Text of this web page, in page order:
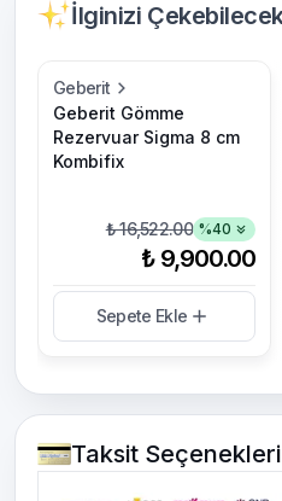
İlginizi
Geberit
Geberit Gömme
Rezervuar Sigma 8 cm
Kombifix
₺ 16,522.00 %40
₺ 9,900.00
Sepete Ekle
Taksit Seçenekleri